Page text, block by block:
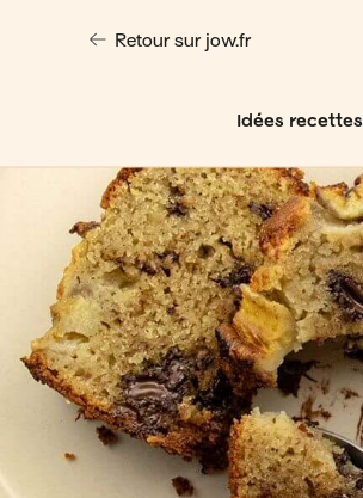
Retour sur jow.fr
Idées recettes